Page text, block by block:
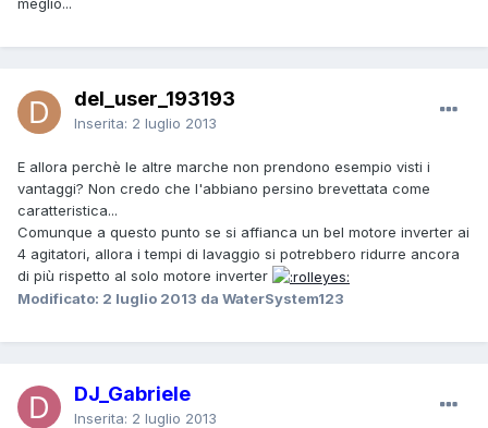
meglio...
del_user_193193
Inserita: 2 luglio 2013
E allora perchè le altre marche non prendono esempio visti i
vantaggi? Non credo che l'abbiano persino brevettata come
caratteristica...
Comunque a questo punto se si affianca un bel motore inverter ai
4 agitatori, allora i tempi di lavaggio si potrebbero ridurre ancora
di più rispetto al solo motore inverter
Modificato: 2 luglio 2013 da WaterSystem123
DJ_Gabriele
Inserita: 2 luglio 2013